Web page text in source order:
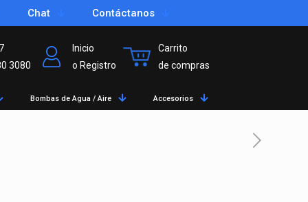
Chat Contáctanos
3080
Inicio
o Registro
Carrito
de compras
Bombas de Agua / Aire Accesorios